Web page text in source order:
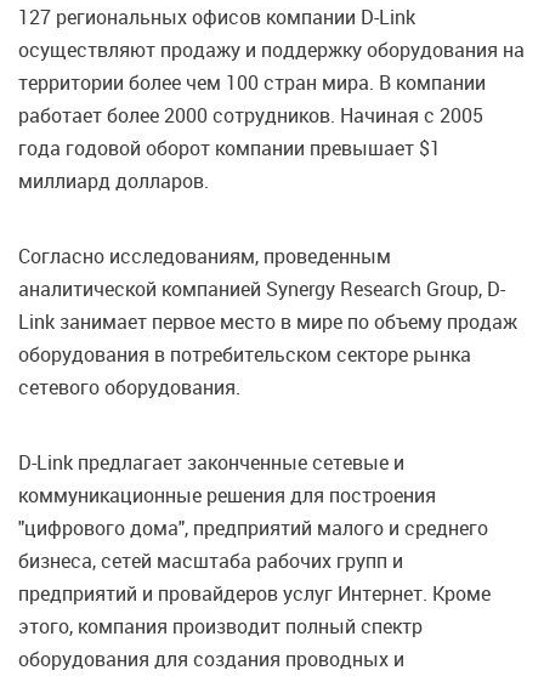
127 региональных офисов компании D-Link
осуществляют продажу и поддержку оборудования на
территории более чем 100 стран мира. В компании
работает более 2000 сотрудников. Начиная с 2005
года годовой оборот компании превышает $1
миллиард долларов.
Согласно исследованиям, проведенным
аналитической компанией Synergy Research Group, D-
Link занимает первое место в мире по объему продаж
оборудования в потребительском секторе рынка
сетевого оборудования.
D-Link предлагает законченные сетевые и
коммуникационные решения для построения
"цифрового дома", предприятий малого и среднего
бизнеса, сетей масштаба рабочих групп и
предприятий и провайдеров услуг Интернет. Кроме
этого, компания производит полный спектр
оборудования для создания проводных и